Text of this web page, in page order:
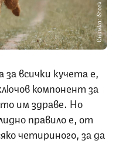
Снимка: iStock
всички кучета е,
компонент за
им здраве. Но
правило е, от
четириного, за да